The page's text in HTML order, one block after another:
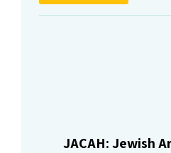
JACAH: Jewish